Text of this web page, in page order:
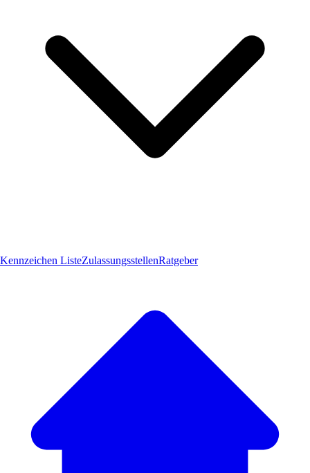
Kennzeichen ListeZulassungsstellenRatgeber